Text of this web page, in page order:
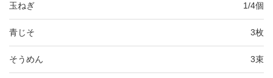
玉ねぎ 1/4個
青じそ 3枚
そうめん 3束